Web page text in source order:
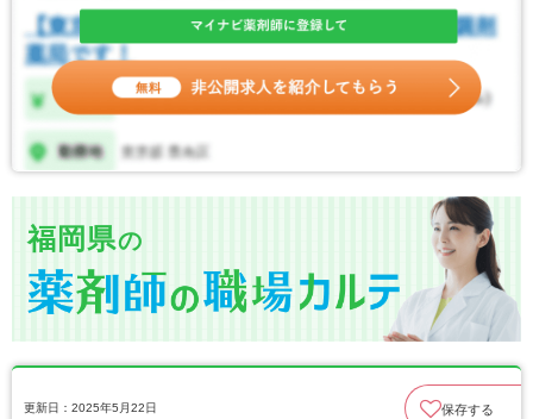
福岡県の
更新日：2025年5月22日 保存する